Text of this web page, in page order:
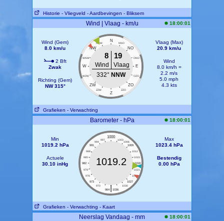
Historie - Vliegveld - Aardbevingen - Bliksem
Wind | Vlaag - km/u 18:00:01
Wind (Gem)
8.0 km/u
2 Bft
Zwak
Richting (Gem)
NW 315°
N
NNW NNO
NW NO
WNW ONO
W E
WZW OZO
ZW ZO
ZZW ZZO
Z
8 19
Wind
Vlaag
332° NNW
Vlaag (Max)
20.9 km/u
Wind
8.0 km/h =
2.2 m/s
5.0 mph
4.3 kts
Grafieken - Verwachting
Barometer - hPa 18:00:01
Min
1019.2 hPa
Actuele
30.10 inHg
1000
997 1003
994
1006
991
1009
988
1012
985
1015
982
1018
979
1021
976
1024
973
1027
970
1030
|
964 1036
1019.2
Max
1023.4 hPa
Bestendig
0.00 hPa
Grafieken - Verwachting - Kaart
Neerslag Vandaag - mm 18:00:01